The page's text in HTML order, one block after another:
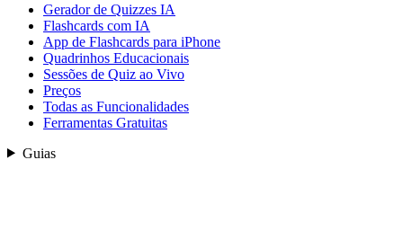
Gerador de Quizzes IA
Flashcards com IA
App de Flashcards para iPhone
Quadrinhos Educacionais
Sessões de Quiz ao Vivo
Preços
Todas as Funcionalidades
Ferramentas Gratuitas
Guias